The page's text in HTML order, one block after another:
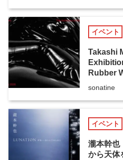
イベント
Takashi
Rubber
sonatine
イベント
瀧本幹
から天体